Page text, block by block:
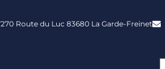
Route du Luc 83680 La Garde-Freinet